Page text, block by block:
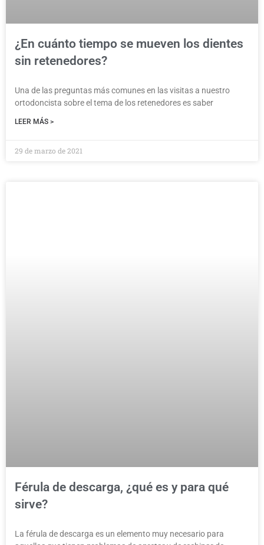
¿En cuánto tiempo se mueven los dientes
sin retenedores?
Una de las preguntas más comunes en las visitas a nuestro
ortodoncista sobre el tema de los retenedores es saber
LEER MÁS >
29 de marzo de 2021
Férula de descarga, ¿qué es y para qué
sirve?
La férula de descarga es un elemento muy necesario para